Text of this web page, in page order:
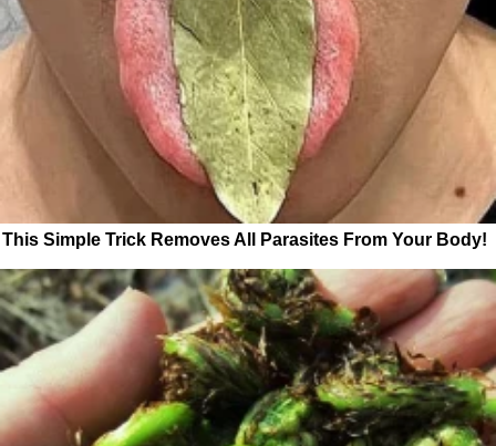
This Simple Trick Removes All Parasites From Your Body!